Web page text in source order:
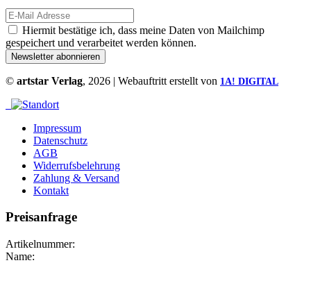
Hiermit bestätige ich, dass meine Daten von Mailchimp
gespeichert und verarbeitet werden können.
© artstar Verlag, 2026 | Webauftritt erstellt von 1A! DIGITAL
Impressum
Datenschutz
AGB
Widerrufsbelehrung
Zahlung & Versand
Kontakt
Preisanfrage
Artikelnummer:
Name: